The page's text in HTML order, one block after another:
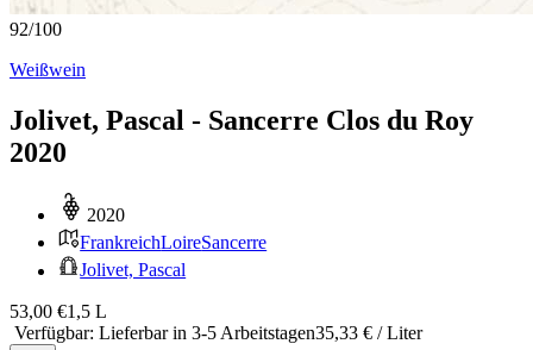
92/100
Weißwein
Jolivet, Pascal - Sancerre Clos du Roy
2020
2020
FrankreichLoireSancerre
Jolivet, Pascal
53,00 €1,5 L
Verfügbar: Lieferbar in 3-5 Arbeitstagen35,33 € / Liter